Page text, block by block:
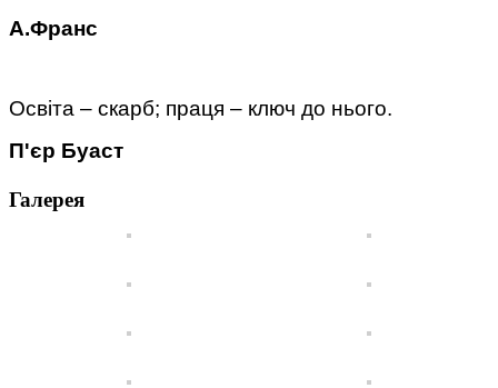
А.Франс
Освіта – скарб; праця – ключ до нього.
П'єр Буаст
Галерея